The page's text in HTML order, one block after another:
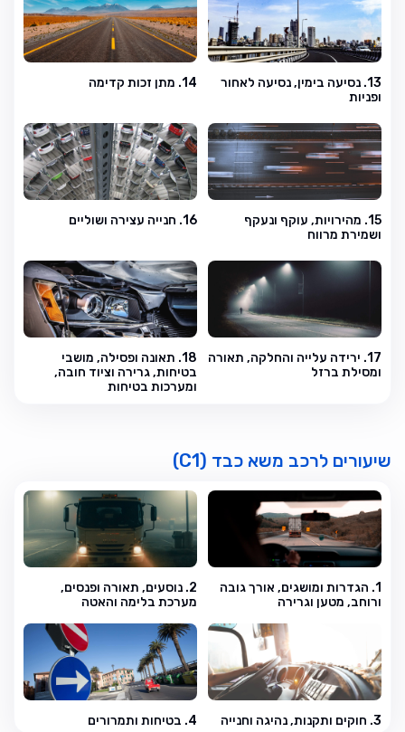
13. נסיעה בימין, נסיעה לאחור
ופניות
14. מתן זכות קדימה
15. מהירויות, עוקף ונעקף
ושמירת מרווח
16. חנייה עצירה ושוליים
17. ירידה עלייה והחלקה, תאורה
ומסילת ברזל
18. תאונה ופסילה, מושבי
בטיחות, גרירה וציוד חובה,
ומערכות בטיחות
שיעורים לרכב משא כבד (C1)
1. הגדרות ומושגים, אורך גובה
ורוחב, מטען וגרירה
2. נוסעים, תאורה ופנסים,
מערכת בלימה והאטה
3. חוקים ותקנות, נהיגה וחנייה 4. בטיחות ותמרורים